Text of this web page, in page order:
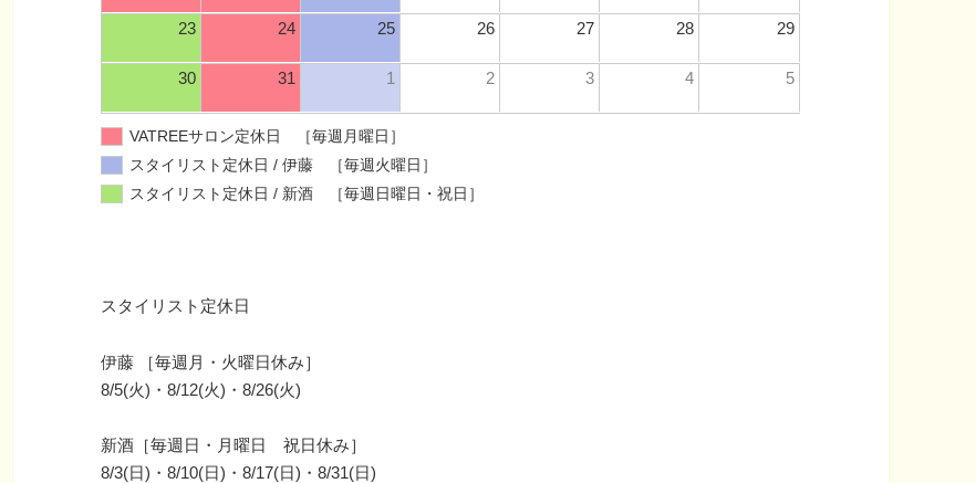
23 24 25 26 27 28 29
30 31 1 2 3 4 5
VATREEサロン定休日 ［毎週月曜日］
スタイリスト定休日 / 伊藤 ［毎週火曜日］
スタイリスト定休日 / 新酒 ［毎週日曜日・祝日］
スタイリスト定休日
伊藤 ［毎週月・火曜日休み］
8/5(火)・8/12(火)・8/26(火)
新酒［毎週日・月曜日 祝日休み］
8/3(日)・8/10(日)・8/17(日)・8/31(日)